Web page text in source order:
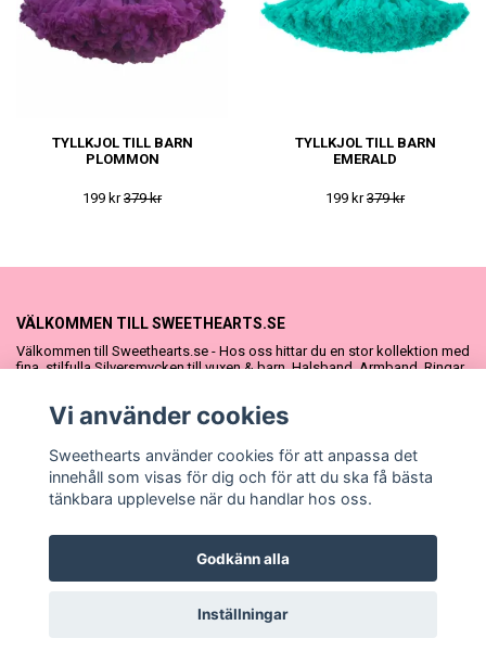
TYLLKJOL TILL BARN
PLOMMON
199 kr379 kr
TYLLKJOL TILL BARN
EMERALD
199 kr379 kr
VÄLKOMMEN TILL SWEETHEARTS.SE
Välkommen till Sweethearts.se - Hos oss hittar du en stor kollektion med
fina, stilfulla Silversmycken till vuxen & barn. Halsband, Armband, Ringar
vår söta Sweethearts kolllektion med barnsmycken, tyllkjolar &
© Copyright Sweethearts.se
Vi använder cookies
Sweethearts använder cookies för att anpassa det
innehåll som visas för dig och för att du ska få bästa
tänkbara upplevelse när du handlar hos oss.
Godkänn alla
Inställningar